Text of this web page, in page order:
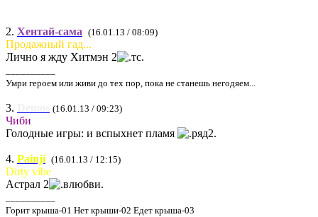
2. Хентай-сама (16.01.13 / 08:09)
Продажный гад...
Лично я жду Хитмэн 2
Умри героем или живи до тех пор, пока не станешь негодяем...
3. (16.01.13 / 09:23)
Чиби
Голодные игры: и вспыхнет пламя
4. Painji (16.01.13 / 12:15)
Dirty vibe
Астрал 2
Горит крыша-01 Нет крыши-02 Едет крыша-03